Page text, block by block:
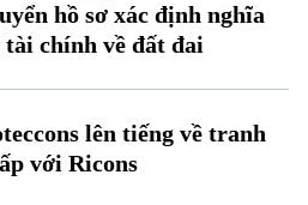
hồ sơ xác định nghĩa
tài chính về đất đai
lên tiếng về tranh
với Ricons